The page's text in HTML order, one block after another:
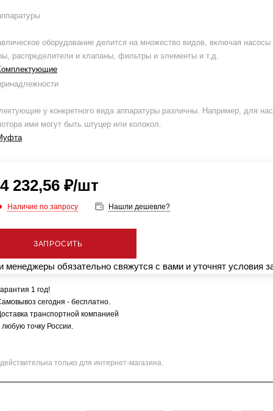
оборудование делится на множество видов, включая насосы
распределители и клапаны, фильтры и элементы и т.д.
у конкретного вида аппаратуры различны. Например, для
ими могут быть штуцер или колокол.
4 232,56 ₽/шт
Наличие по запросу Нашли дешевле?
ЗАПРОСИТЬ
менеджеры обязательно свяжутся с вами и уточнят условия
1 год!
сегодня - бесплатно.
транспортной компанией
любую точку России.
только для интернет-магазина.